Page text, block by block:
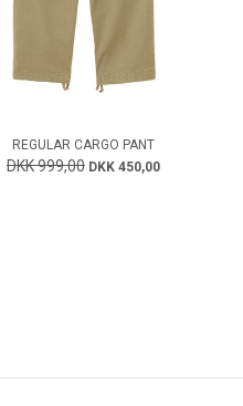
REGULAR CARGO PANT
DKK 999,00 DKK 450,00